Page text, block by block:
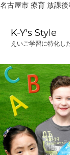
名古屋市 療育 放課
へ
ス
キ
ッ
プ
K-Y's Style
えいご学習に特化し